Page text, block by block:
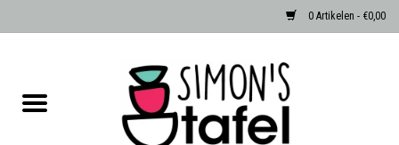
0 Artikelen - €0,00